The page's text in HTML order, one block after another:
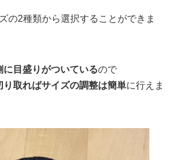
の2種類から選択することができま
に目盛りがついているので
り取ればサイズの調整は簡単に行えま